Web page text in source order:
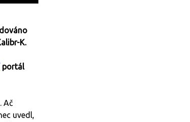
K.
portál
Ač
uvedl,